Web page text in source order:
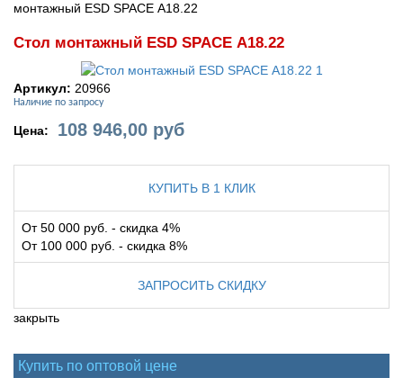
монтажный ESD SPACE А18.22
Стол монтажный ESD SPACE А18.22
Артикул: 20966
Наличие по запросу
Цена: 108 946,00 руб
КУПИТЬ В 1 КЛИК
От 50 000 руб. - скидка 4%
От 100 000 руб. - скидка 8%
ЗАПРОСИТЬ СКИДКУ
закрыть
Купить по оптовой цене